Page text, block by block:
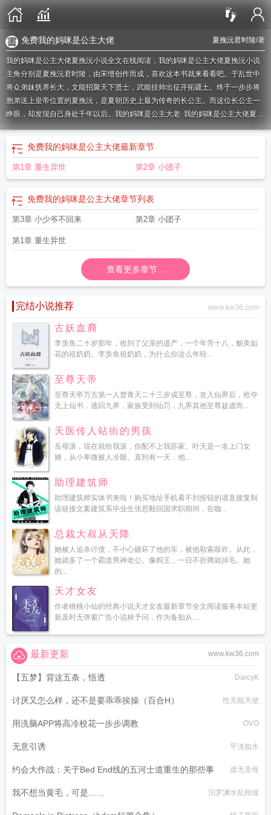
夏挽沅君时陵/著
免费我的妈咪是公主大佬
我的妈咪是公主大佬夏挽沅小说全文在线阅读，我的妈咪是公主大佬夏挽沅小说
主角分别是夏挽沅君时陵，由宋缙创作而成，喜欢这本书就来看看吧。于乱世中
将众弟妹抚养长大，文能招聚天下贤士，武能挂帅出征开拓疆土。终于一步步将
胞弟送上皇帝位置的夏挽沅，是夏朝历史上最为传奇的长公主。而这位长公主一
睁眼，却发现自己身处千年以后。 我的妈咪是公主大老 我的妈咪是公主大佬夏挽
沅君时陵txt我的妈咪是公主大佬阅读我的妈妈是公主大佬夏免费我的妈咪是公
主大佬 我的妈咪是公主大佬第186章
我的妈咪是公主大佬夏挽沅君时陵 第50
章 我的妈咪是公主
告我的妈咪是公主大佬第683章 我的妈咪是公主大佬夏挽沅君时陵 第501章
免费我的妈咪是公主大佬最新章节
第1章 重生异世 第2章 小团子
免费我的妈咪是公主大佬章节列表
第3章 小少爷不回来 第2章 小团子
第1章 重生异世
查看更多章节...
完结小说推荐 www.kw36.com
古妖血裔
李羡鱼二十岁那年，收到了父亲的遗产，一个年芳十八，貌美如
花的祖奶奶。李羡鱼祖奶奶，为什么你这么年轻...
至尊天帝
至尊天帝万古第一人楚青天二十三岁成至尊，攻入仙界后，抢夺
无上仙书，逃回九界，家族受到仙罚，九界其他至尊趁虚而...
天医传人站街的男孩
岳母滚，现在就给我滚，你配不上我苏家。叶天是一名上门女
婿，从小卑微被人冷眼。直到有一天，他...
助理建筑师
助理建筑师实体书来啦！购买地址手机看不到按钮的请直接复制
该链接文案建筑系毕业生张思毅回国求职期间，在咖...
总裁大叔从天降
她被人追杀讨债，不小心砸坏了他的车，被他勒索敲诈。从此，
她就多了一个霸道男神老公。像阎王，一日不折腾就掉毛。她
的...
天才女友
作者桃桃小仙的经典小说天才女友最新章节全文阅读服务本站更
新及时无弹窗广告小说林予问，作为备胎从...
www.kw36.com
最新更新
【五梦】背这五条，悟透 DarcyK
讨厌又怎么样，还不是要乖乖挨操（百合H） 性无能天使
用洗脑APP将高冷校花一步步调教 OVO
无意引诱 平淡如水
约会大作战：关于Bed End线的五河士道重生的那些事 虚无圣母
我不想当黄毛，可是…… 汨罗渊水乱拍坡